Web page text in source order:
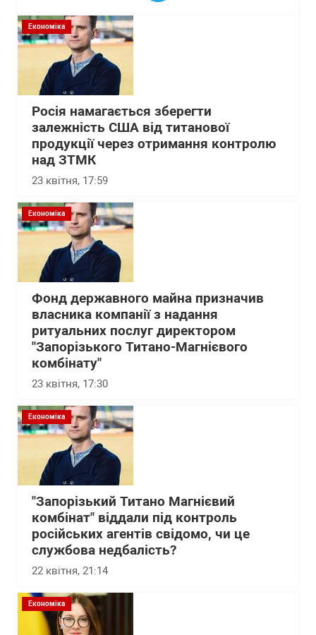
Економіка
Росія намагається зберегти
залежність США від титанової
продукції через отримання контролю
над ЗТМК
23 квітня, 17:59
Економіка
Фонд державного майна призначив
власника компанії з надання
ритуальних послуг директором
"Запорізького Титано-Магнієвого
комбінату"
23 квітня, 17:30
Економіка
"Запорізький Титано Магнієвий
комбінат" віддали під контроль
російських агентів свідомо, чи це
службова недбалість?
22 квітня, 21:14
Економіка